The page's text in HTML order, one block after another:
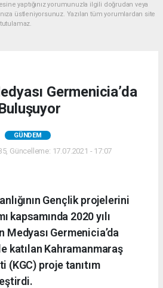
yaptığınız yorumunuzla ilgili doğrudan veya
üstleniyorsunuz. Yazılan tüm yorumlardan site
Germenicia’da
GÜNDEM
Güncelleme: 17.07.2021 - 17:07
Gençlik projelerini
kapsamında 2020 yılı
Medyası Germenicia’da
katılan Kahramanmaraş
(KGC) proje tanıtım